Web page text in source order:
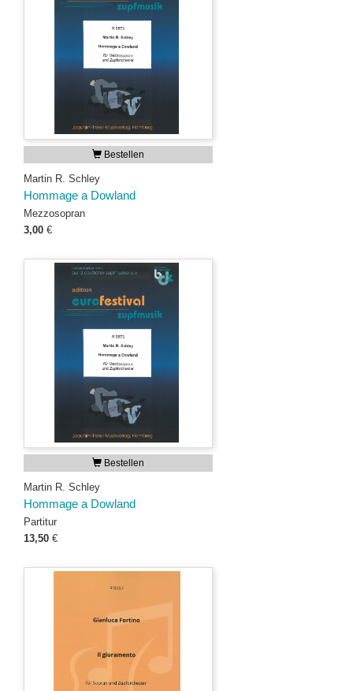
Bestellen
Martin R. Schley
Hommage a Dowland
Mezzosopran
3,00 €
Bestellen
Martin R. Schley
Hommage a Dowland
Partitur
13,50 €